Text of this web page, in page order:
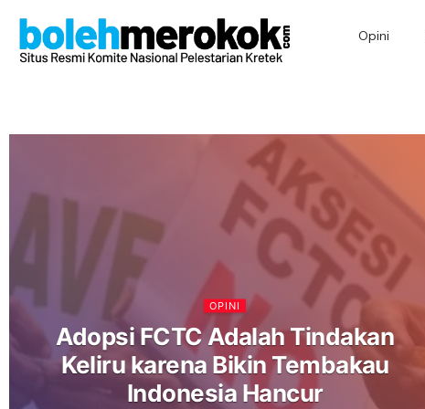
Opini
OPINI
Adopsi FCTC Adalah Tindakan
Keliru karena Bikin Tembakau
Indonesia Hancur